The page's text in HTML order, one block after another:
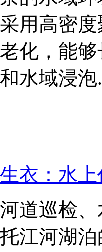
用高密
化，能
水域浸泡
衣：水
道巡检
江河湖